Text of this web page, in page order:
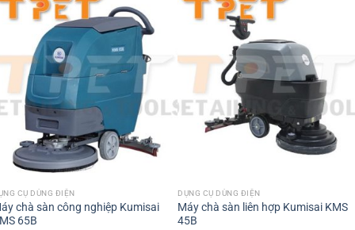
CỤ DÙNG ĐIỆN
chà sàn công nghiệp Kumisai
65B
DỤNG CỤ DÙNG ĐIỆN
Máy chà sàn liên hợp Kumisai KMS
45B